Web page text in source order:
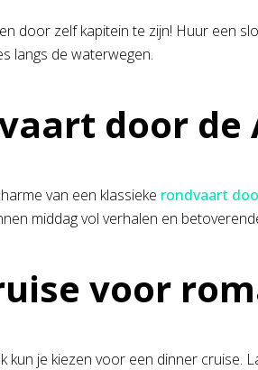
door zelf kapitein te zijn! Huur een
langs de waterwegen.
door
van een klassieke rondvaart
middag vol verhalen en
voor
kun je kiezen voor een dinner cruise.